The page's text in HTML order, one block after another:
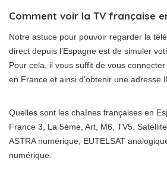
Comment voir la TV française
Notre astuce pour pouvoir regarder la
direct depuis l’Espagne est de simuler
Pour cela, il vous suffit de vous
en France et ainsi d’obtenir une adresse
Quelles sont les chaînes françaises en
France 3, La 5ème, Art, M6, TV5.
ASTRA numérique, EUTELSAT
numérique.